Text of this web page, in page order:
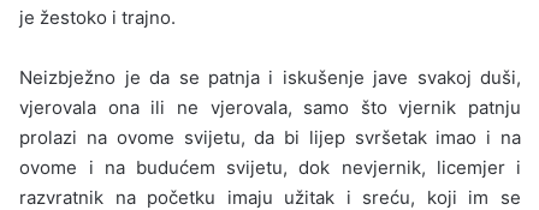
je žestoko i trajno.
Neizbježno je da se patnja i iskušenje jave svakoj duši,
vjerovala ona ili ne vjerovala, samo što vjernik patnju
prolazi na ovome svijetu, da bi lijep svršetak imao i na
ovome i na budućem svijetu, dok nevjernik, licemjer i
razvratnik na početku imaju užitak i sreću, koji im se